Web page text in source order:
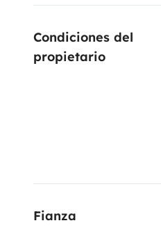
Condiciones del
propietario
Fianza